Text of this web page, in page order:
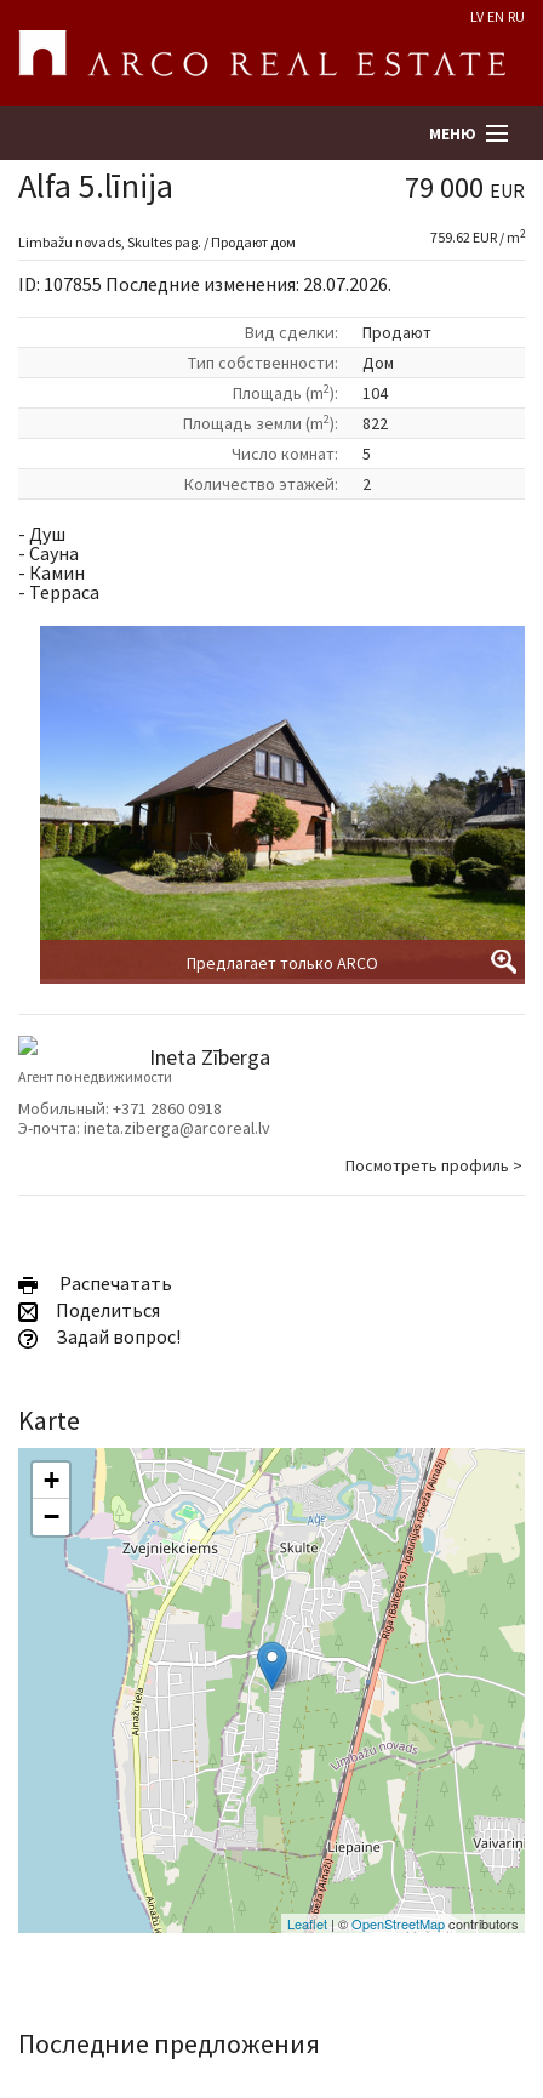
LV EN RU
МЕНЮ
Поиск
Предприятие
Услуги
Kонтакты
Alfa 5.līnija 79 000 EUR
Limbažu novads, Skultes pag. / Продают дом 759.62 EUR / m2
ID: 107855 Последние изменения: 28.07.2026.
Вид сделки:
Продают
Tип собственности:
Дом
Площадь (m2):
104
Площадь земли (m2):
822
Число комнат:
5
Количество этажей:
2
- Душ
- Cауна
- Камин
- Терраса
Предлагает только ARCO
Ineta Zīberga
Агент по недвижимости
Мобильный: +371 2860 0918
Э-почта: ineta.ziberga@arcoreal.lv
Посмотреть профиль >
Pаспечатать
Поделиться
Задай вопрос!
Karte
+
−
Leaflet| ©OpenStreetMapcontributors
Последние предложения